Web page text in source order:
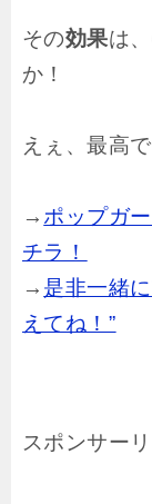
その効果は、
か！
えぇ、最高で
→ポップガ
チラ！
→ 是非一緒
えてね！”
スポンサー